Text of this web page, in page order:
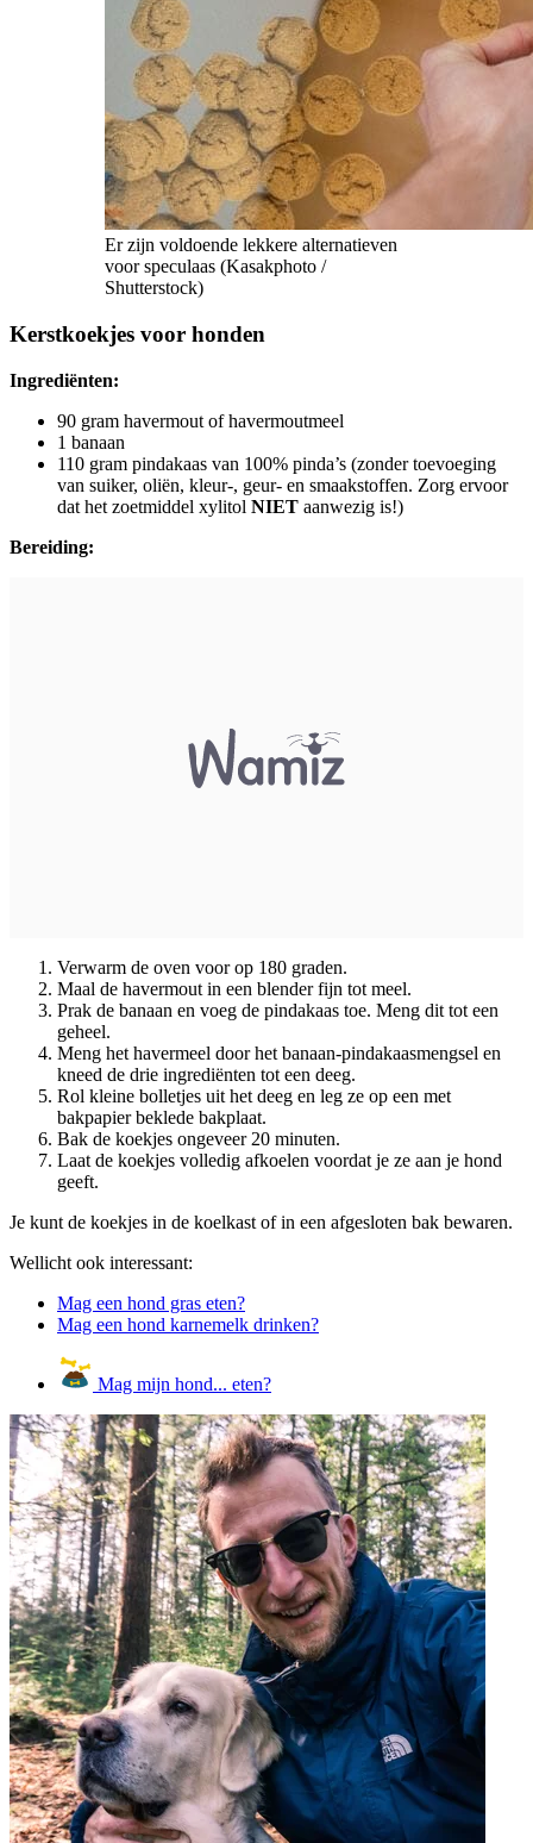
Er zijn voldoende lekkere alternatieven
voor speculaas (Kasakphoto /
Shutterstock)
Kerstkoekjes voor honden
Ingrediënten:
90 gram havermout of havermoutmeel
1 banaan
110 gram pindakaas van 100% pinda’s (zonder toevoeging
van suiker, oliën, kleur-, geur- en smaakstoffen. Zorg ervoor
dat het zoetmiddel xylitol NIET aanwezig is!)
Bereiding:
Verwarm de oven voor op 180 graden.
Maal de havermout in een blender fijn tot meel.
Prak de banaan en voeg de pindakaas toe. Meng dit tot een
geheel.
Meng het havermeel door het banaan-pindakaasmengsel en
kneed de drie ingrediënten tot een deeg.
Rol kleine bolletjes uit het deeg en leg ze op een met
bakpapier beklede bakplaat.
Bak de koekjes ongeveer 20 minuten.
Laat de koekjes volledig afkoelen voordat je ze aan je hond
geeft.
Je kunt de koekjes in de koelkast of in een afgesloten bak bewaren.
Wellicht ook interessant:
Mag een hond gras eten?
Mag een hond karnemelk drinken?
Mag mijn hond... eten?